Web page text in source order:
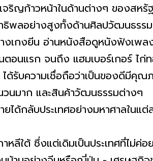
ริญก้าวหน้าในด้านต่างๆ ของสหรั
พลอย่างสูงทั้งด้านศิลปวัฒนธรรม
งเกงยีน อ่านหนังสือดูหนังฟังเพล
ตอนแรก จนถึง แฮมเบอร์เกอร์ ไ
ด้รับความเชื่อถือว่าเป็นของดีมีคุ
วนมาก และสินค้าวัฒนธรรมต่างๆ
ลับประเทศอย่างมหาศาลในแต่
ซึ่งแต่เดิมเป็นประเทศที่ไม่ค่อย